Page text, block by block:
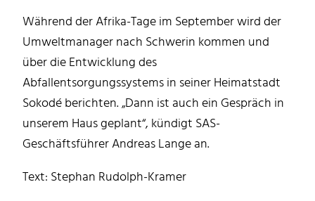
Während der Afrika-Tage im September wird der
Umweltmanager nach Schwerin kommen und
über die Entwicklung des
Abfallentsorgungssystems in seiner Heimatstadt
Sokodé berichten. „Dann ist auch ein Gespräch in
unserem Haus geplant“, kündigt SAS-
Geschäftsführer Andreas Lange an.
Text: Stephan Rudolph-Kramer